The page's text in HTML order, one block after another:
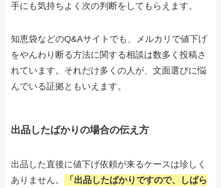
手にも気持ちよく次の判断をしてもらえます。
知恵袋などのQ&Aサイトでも、メルカリで値下げ
をやんわり断る方法に関する相談は数多く投稿さ
れています。それだけ多くの人が、文面選びに悩
んでいる証拠ともいえます。
出品したばかりの場合の伝え方
出品した直後に値下げ依頼が来るケースは珍しく
ありません。
「出品したばかりですので、しばら